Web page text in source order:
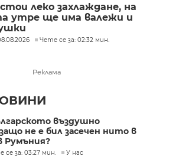
леко захлаждане, на
утре ще има валежи и
Чете се за: 02:32 мин.
Реклама
въздушно
не е бил засечен нито в
Румъния?
се за: 03:27 мин. У нас